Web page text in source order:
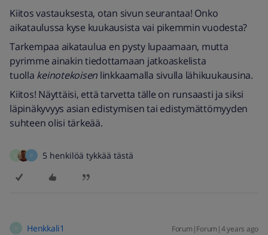
Kiitos vastauksesta, otan sivun seurantaa! Onko
aikataulussa kyse kuukausista vai pikemmin vuodesta?
Tarkempaa aikataulua en pysty lupaamaan, mutta
pyrimme ainakin tiedottamaan jatkoaskelista
tuolla keinotekoisen linkkaamalla sivulla lähikuukausina.
Kiitos! Näyttäisi, että tarvetta tälle on runsaasti ja siksi
läpinäkyvyys asian edistymisen tai edistymättömyyden
suhteen olisi tärkeää.
H P 5 henkilöä tykkää tästä
Henkkali1 Forum|Forum|4 years ago